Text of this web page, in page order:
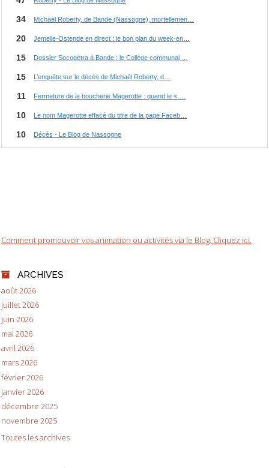
Comment promouvoir vos animation ou activités via le Blog. Cliquez ici.
ARCHIVES
août 2026
juillet 2026
juin 2026
mai 2026
avril 2026
mars 2026
février 2026
janvier 2026
décembre 2025
novembre 2025
Toutes les archives